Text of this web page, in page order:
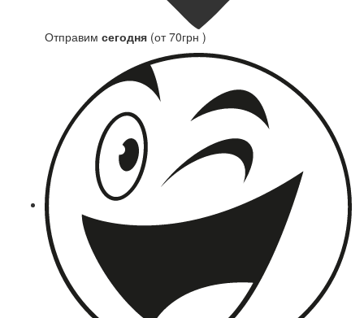
Отправим сегодня (от 70грн )